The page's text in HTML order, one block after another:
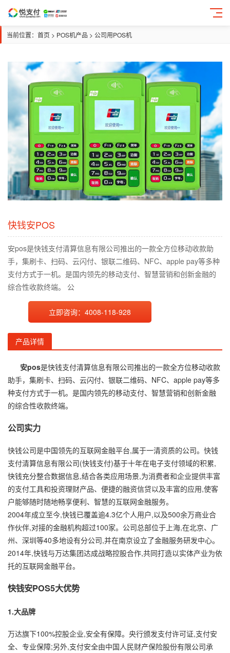
当前位置： 首页 > POS机产品 > 公司用POS机
快钱安POS
安pos是快钱支付清算信息有限公司推出的一款全方位移动收款助
手，集刷卡、扫码、云闪付、银联二维码、NFC、apple pay等多种
支付方式于一机。是国内领先的移动支付、智慧营销和创新金融的
综合性收款终端。 公
立即咨询：4008-118-928
产品详情
安pos是快钱支付清算信息有限公司推出的一款全方位移动收款
助手，集刷卡、扫码、云闪付、银联二维码、NFC、apple pay等多
种支付方式于一机。是国内领先的移动支付、智慧营销和创新金融
的综合性收款终端。
公司实力
快钱公司是中国领先的互联网金融平台,属于一清资质的公司。快钱
支付清算信息有限公司(快钱支付)基于十年在电子支付领域的积累,
快钱充分整合数据信息,结合各类应用场景,为消费者和企业提供丰富
的支付工具和投资理财产品、便捷的融资信贷以及丰富的应用,使客
户能够随时随地畅享便利、智慧的互联网金融服务。
2004年成立至今,快钱已覆盖逾4.3亿个人用户,以及500余万商业合
作伙伴,对接的金融机构超过100家。公司总部位于上海,在北京、广
州、深圳等40多地设有分公司,并在南京设立了金融服务研发中心。
2014年,快钱与万达集团达成战略控股合作,共同打造以实体产业为依
托的互联网金融平台。
快钱安POS5大优势
1.大品牌
万达旗下100%控股企业,安全有保障。央行颁发支付许可证,支付安
全、专业保障;另外,支付安全由中国人民财产保险股份有限公司承